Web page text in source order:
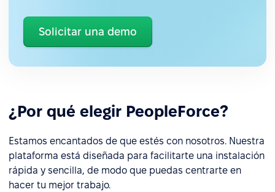
Solicitar una demo
¿Por qué elegir PeopleForce?
Estamos encantados de que estés con nosotros. Nuestra
plataforma está diseñada para facilitarte una instalación
rápida y sencilla, de modo que puedas centrarte en
hacer tu mejor trabajo.